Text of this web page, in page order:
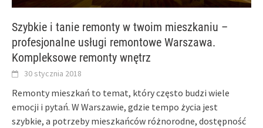
Szybkie i tanie remonty w twoim mieszkaniu –
profesjonalne usługi remontowe Warszawa.
Kompleksowe remonty wnętrz
30 stycznia 2018
Remonty mieszkań to temat, który często budzi wiele
emocji i pytań. W Warszawie, gdzie tempo życia jest
szybkie, a potrzeby mieszkańców różnorodne, dostępność